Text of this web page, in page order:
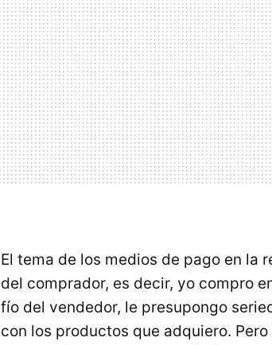
El tema de los medios de pago en la
del comprador, es decir, yo compro
fío del vendedor, le presupongo
con los productos que adquiero. Pero